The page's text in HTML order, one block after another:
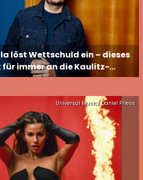
löst Wettschuld ein – dieses
immer an die Kaulitz-
Universal Music/ Daniel Priess